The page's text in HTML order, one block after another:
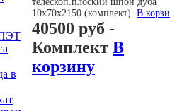
в
10х70х2150 (комплект) В
40500 руб -
Комплект В
корзину